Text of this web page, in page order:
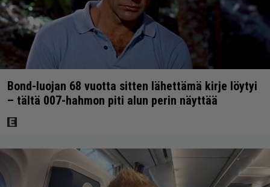
Bond-luojan 68 vuotta sitten lähettämä kirje löytyi
– tältä 007-hahmon piti alun perin näyttää